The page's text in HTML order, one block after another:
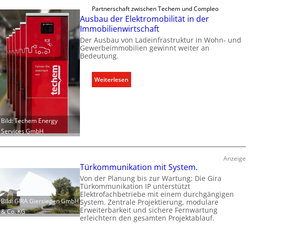
ü
n
d
e
t
K
a
p
t
ü
d
e
n
e
u
r
u
m
k
l
b
s
e
r
e
c
h
t
Bild: Techem Energy
Services GmbH
Partnerschaft zwischen Techem und Compleo
Ausbau der Elektromobilität in der
Immobilienwirtschaft
Der Ausbau von Ladeinfrastruktur in Wohn- und
Gewerbeimmobilien gewinnt weiter an
Bedeutung.
Weiterlesen:
A
e
r
E
l
e
k
Anzeige
Bild: GIRA Giersiepen GmbH
& Co. KG
Türkommunikation mit System.
Von der Planung bis zur Wartung: Die Gira
Türkommunikation IP unterstützt
Elektrofachbetriebe mit einem durchgängigen
System. Zentrale Projektierung, modulare
Erweiterbarkeit und sichere Fernwartung
erleichtern den gesamten Projektablauf.